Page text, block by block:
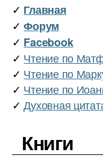
✓ Главная
✓Форум
✓ Facebook
✓ Чтение по
✓ Чтение по
✓ Чтение по
✓Духовная
Книги